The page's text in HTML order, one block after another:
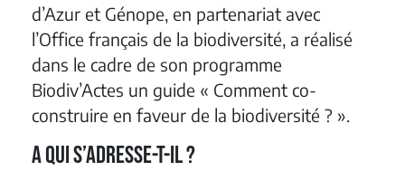
d’Azur et Génope, en partenariat avec
l’Office français de la biodiversité, a réalisé
dans le cadre de son programme
Biodiv’Actes un guide « Comment co-
construire en faveur de la biodiversité ? ».
A qui s’adresse-t-il ?